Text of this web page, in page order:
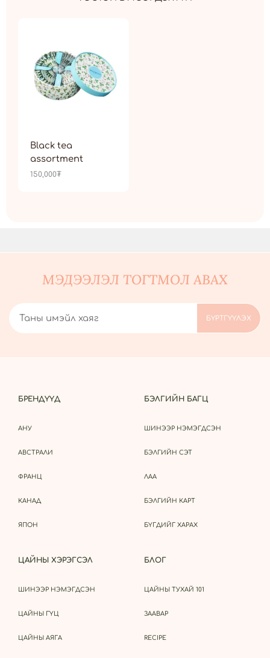
Black tea
assortment
150,000₮
МЭДЭЭЛЭЛ ТОГТМОЛ АВАХ
БРЕНДҮҮД
АНУ
АВСТРАЛИ
ФРАНЦ
КАНАД
ЯПОН
БЭЛГИЙН БАГЦ
ШИНЭЭР НЭМЭГДСЭН
БЭЛГИЙН СЭТ
ЛАА
БЭЛГИЙН КАРТ
БҮГДИЙГ ХАРАХ
ЦАЙНЫ ХЭРЭГСЭЛ
ШИНЭЭР НЭМЭГДСЭН
ЦАЙНЫ ГҮЦ
ЦАЙНЫ АЯГА
БЛОГ
ЦАЙНЫ ТУХАЙ 101
ЗААВАР
RECIPE